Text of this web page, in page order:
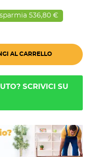
536,80 €
AL CARRELLO
SCRIVICI SU